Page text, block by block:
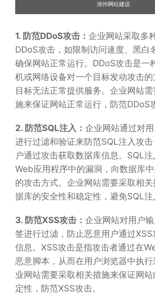
漳州网站建设
1. 防范DDoS攻击： 企业网站采取多
DDoS攻击，如限制访问速度、黑白
确保网站正常运行。DDoS攻击是一
机或网络设备对一个目标发动攻击
目标无法正常提供服务。企业网站
施来保证网站正常运行，防范DDoS
2. 防范SQL注入： 企业网站通过对
进行过滤和验证来防范SQL注入攻击
户通过攻击获取数据库信息。SQL
Web应用程序中的漏洞，向数据库
的攻击方式。企业网站需要采取相
据库的安全性和稳定性，避免SQL注
3. 防范XSS攻击： 企业网站对用户
签进行过滤，防止恶意用户通过
信息。XSS攻击是指攻击者通过在
恶意脚本，从而在用户浏览器中执
业网站需要采取相关措施来保证网
定性，防范XSS攻击。